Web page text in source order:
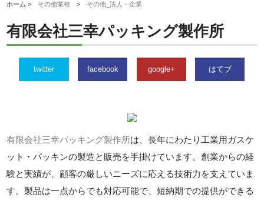
ホーム > その他業種 > その他_法人・企業
有限会社三幸パッキング製作所
twitter facebook google+ はてブ
有限会社三幸パッキング製作所は、長年にわたり工業用ガスケ
ット・パッキンの製造と販売を手掛けています。創業からの経
験と実績が、顧客の厳しいニーズに応える技術力を支えていま
す。製品は一点からでも対応可能で、短納期での提供ができる